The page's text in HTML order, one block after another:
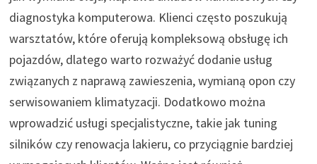
diagnostyka komputerowa. Klienci często poszukują
warsztatów, które oferują kompleksową obsługę ich
pojazdów, dlatego warto rozważyć dodanie usług
związanych z naprawą zawieszenia, wymianą opon czy
serwisowaniem klimatyzacji. Dodatkowo można
wprowadzić usługi specjalistyczne, takie jak tuning
silników czy renowacja lakieru, co przyciągnie bardziej